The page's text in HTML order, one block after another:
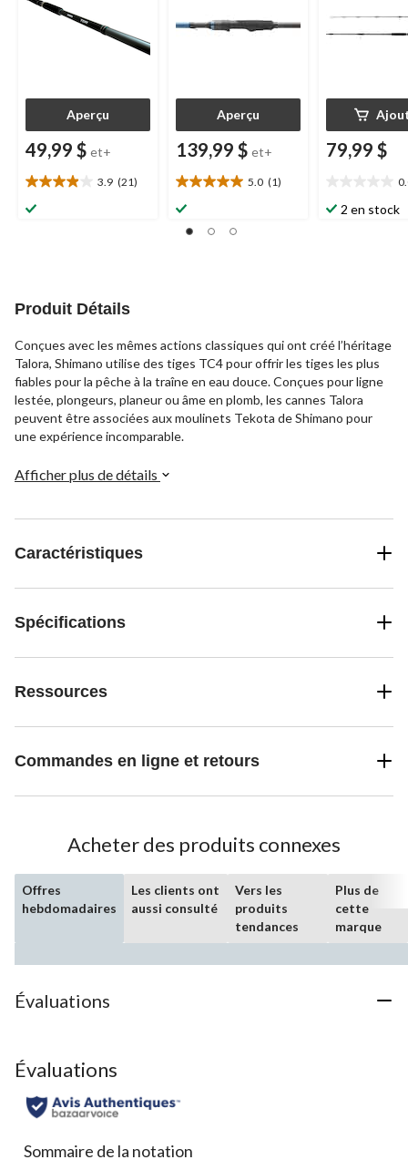
Aperçu
49,99 $ et+
3.9 (21)
3.9
étoile(s)
Aperçu
139,99 $ et+
5.0 (1)
5.0
étoile(s)
sur
79,99 $
étoile(s)
2 en stock
Produit Détails
Conçues avec les mêmes actions classiques qui ont créé l’héritage
Talora, Shimano utilise des tiges TC4 pour offrir les tiges les plus
fiables pour la pêche à la traîne en eau douce. Conçues pour ligne
lestée, plongeurs, planeur ou âme en plomb, les cannes Talora
peuvent être associées aux moulinets Tekota de Shimano pour
une expérience incomparable.
Afficher plus de détails
Caractéristiques
Spécifications
Ressources
Commandes en ligne et retours
Acheter des produits connexes
Offres
hebdomadaires
Les clients ont
aussi consulté
Vers les
produits
tendances
Plus de
cette
marque
Évaluations
Évaluations
Sommaire de la notation